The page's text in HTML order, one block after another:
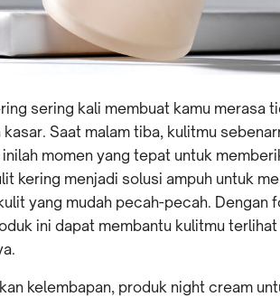
sering kali membuat kamu merasa
Saat malam tiba, kulitmu
momen yang tepat untuk
kering menjadi solusi ampuh untuk
yang mudah pecah-pecah. Dengan
ini dapat membantu kulitmu
kelembapan, produk night cream